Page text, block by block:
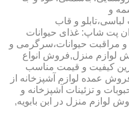
و
و قاب
پت شاپ: غذای حیوانات
مراقبت حیوانات،سرگرمی و
لوازم منزل,فروش انواع
کیفیت و قیمت مناسب
عمده لوازم آشپزخانه از
و تزئینات آشپزخانه و
لوازم منزل در ابن بابویه,